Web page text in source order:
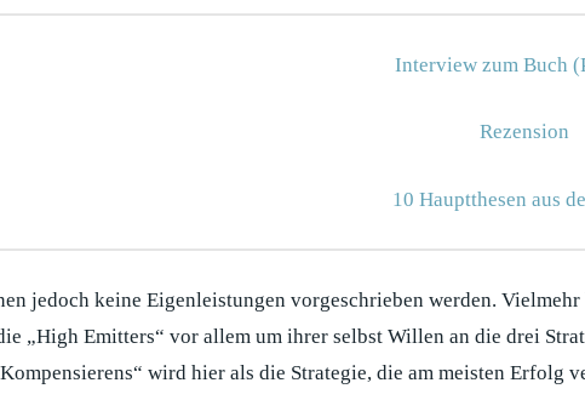
Interview zum Buch
Rezension
10 Hauptthesen aus
jedoch keine Eigenleistungen vorgeschrieben werden.
„High Emitters“ vor allem um ihrer selbst Willen an die drei
wird hier als die Strategie, die am meisten Erfolg